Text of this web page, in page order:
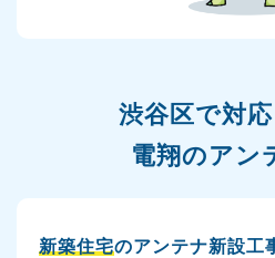
渋谷区で対
電翔のアン
新築住宅のアンテナ新設工